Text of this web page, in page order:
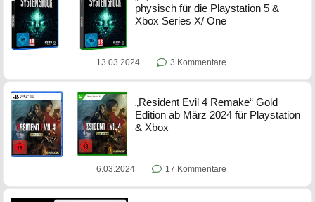
physisch für die Playstation 5 &
Xbox Series X/ One
13.03.2024 3 Kommentare
„Resident Evil 4 Remake“ Gold
Edition ab März 2024 für Playstation
& Xbox
6.03.2024 17 Kommentare